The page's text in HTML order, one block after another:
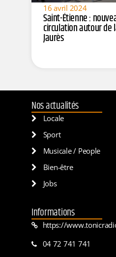
16 avril 2024
Saint-Étienne :
circulation autour de
Jaurès
Nos actualités
Locale
Sport
Musicale / People
Bien-être
Jobs
Informations
https://
04 72 741 741